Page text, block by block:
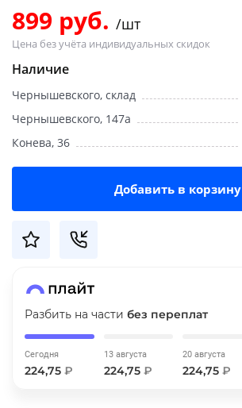
899 руб. /шт
Цена без учёта индивидуальных скидок
Наличие
Чернышевского, склад
Чернышевского, 147а
Конева, 36
Добавить в корзину
Разбить на части без переплат
Сегодня
224,75 ₽
13 августа
224,75 ₽
20 августа
224,75 ₽
Оплачивайте сегодня только
25% картой любого банка
выбранный способом
Оставшиеся75% будут
списыватьсяс вашей карты
каждые 2 недели
об оплате Плайтом
Остались вопросы?